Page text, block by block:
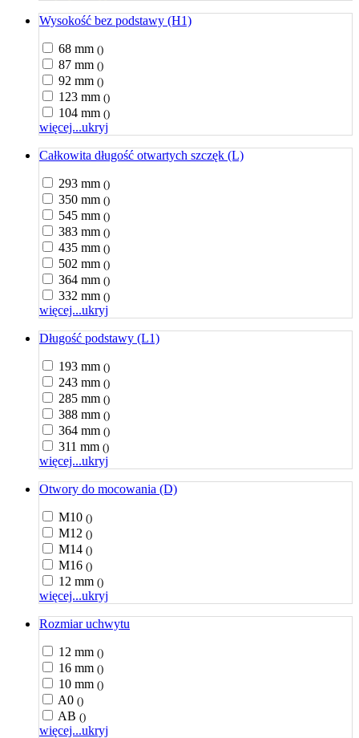
Wysokość bez podstawy (H1)
68 mm ()
87 mm ()
92 mm ()
123 mm ()
104 mm ()
więcej...ukryj
Całkowita długość otwartych szczęk (L)
293 mm ()
350 mm ()
545 mm ()
383 mm ()
435 mm ()
502 mm ()
364 mm ()
332 mm ()
więcej...ukryj
Długość podstawy (L1)
193 mm ()
243 mm ()
285 mm ()
388 mm ()
364 mm ()
311 mm ()
więcej...ukryj
Otwory do mocowania (D)
M10 ()
M12 ()
M14 ()
M16 ()
12 mm ()
więcej...ukryj
Rozmiar uchwytu
12 mm ()
16 mm ()
10 mm ()
A0 ()
AB ()
więcej...ukryj